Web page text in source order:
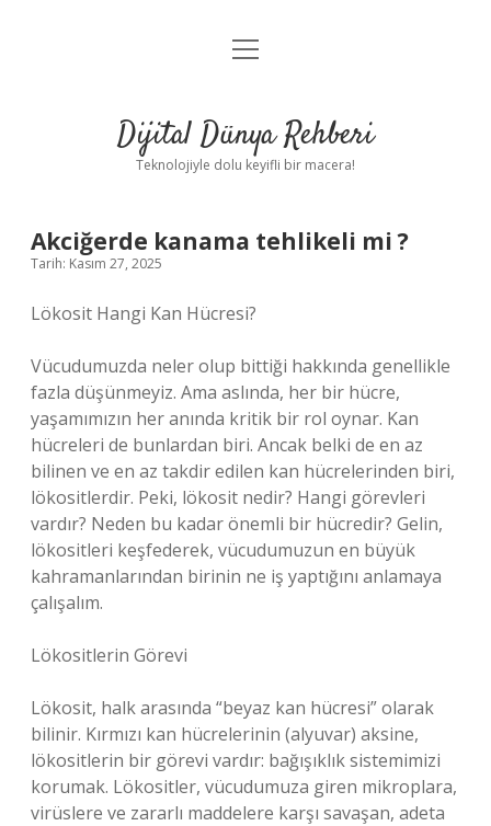
Anasayfa
Yasal Uyarı
menüyü
Dijital Dünya Rehberi
Teknolojiyle dolu keyifli bir macera!
Akciğerde kanama tehlikeli mi ?
Tarih: Kasım 27, 2025
Lökosit Hangi Kan Hücresi?
Vücudumuzda neler olup bittiği hakkında genellikle
fazla düşünmeyiz. Ama aslında, her bir hücre,
yaşamımızın her anında kritik bir rol oynar. Kan
hücreleri de bunlardan biri. Ancak belki de en az
bilinen ve en az takdir edilen kan hücrelerinden biri,
lökositlerdir. Peki, lökosit nedir? Hangi görevleri
vardır? Neden bu kadar önemli bir hücredir? Gelin,
lökositleri keşfederek, vücudumuzun en büyük
kahramanlarından birinin ne iş yaptığını anlamaya
çalışalım.
Lökositlerin Görevi
Lökosit, halk arasında “beyaz kan hücresi” olarak
bilinir. Kırmızı kan hücrelerinin (alyuvar) aksine,
lökositlerin bir görevi vardır: bağışıklık sistemimizi
korumak. Lökositler, vücudumuza giren mikroplara,
virüslere ve zararlı maddelere karşı savaşan, adeta